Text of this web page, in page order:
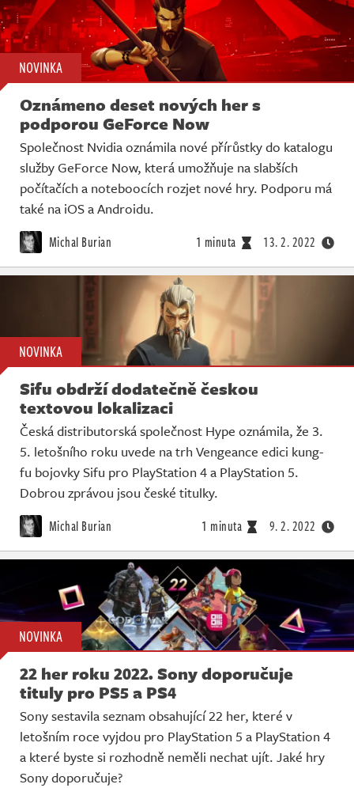
NOVINKA
Oznámeno deset nových her s
podporou GeForce Now
Společnost Nvidia oznámila nové přírůstky do katalogu
služby GeForce Now, která umožňuje na slabších
počítačích a noteboocích rozjet nové hry. Podporu má
také na iOS a Androidu.
Michal Burian 1 minuta 13. 2. 2022
NOVINKA
Sifu obdrží dodatečně českou
textovou lokalizaci
Česká distributorská společnost Hype oznámila, že 3.
5. letošního roku uvede na trh Vengeance edici kung-
fu bojovky Sifu pro PlayStation 4 a PlayStation 5.
Dobrou zprávou jsou české titulky.
Michal Burian 1 minuta 9. 2. 2022
NOVINKA
22 her roku 2022. Sony doporučuje
tituly pro PS5 a PS4
Sony sestavila seznam obsahující 22 her, které v
letošním roce vyjdou pro PlayStation 5 a PlayStation 4
a které byste si rozhodně neměli nechat ujít. Jaké hry
Sony doporučuje?